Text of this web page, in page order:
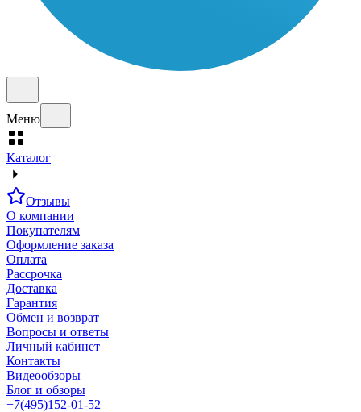
Меню
Каталог
Отзывы
О компании
Покупателям
Оформление заказа
Оплата
Рассрочка
Доставка
Гарантия
Обмен и возврат
Вопросы и ответы
Личный кабинет
Контакты
Видеообзоры
Блог и обзоры
+7(495)152-01-52